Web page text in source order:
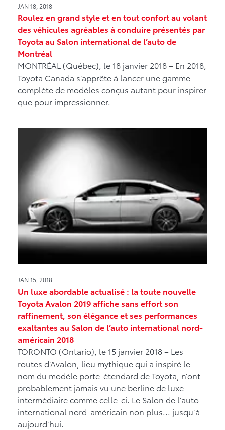
JAN 18, 2018
Roulez en grand style et en tout confort au volant
des véhicules agréables à conduire présentés par
Toyota au Salon international de l’auto de
Montréal
MONTRÉAL (Québec), le 18 janvier 2018 – En 2018,
Toyota Canada s’apprête à lancer une gamme
complète de modèles conçus autant pour inspirer
que pour impressionner.
JAN 15, 2018
Un luxe abordable actualisé : la toute nouvelle
Toyota Avalon 2019 affiche sans effort son
raffinement, son élégance et ses performances
exaltantes au Salon de l’auto international nord-
américain 2018
TORONTO (Ontario), le 15 janvier 2018 – Les
routes d’Avalon, lieu mythique qui a inspiré le
nom du modèle porte-étendard de Toyota, n’ont
probablement jamais vu une berline de luxe
intermédiaire comme celle-ci. Le Salon de l’auto
international nord-américain non plus... jusqu’à
aujourd’hui.